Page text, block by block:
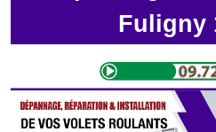
Fuligny